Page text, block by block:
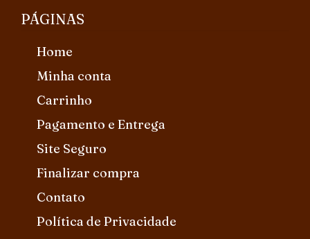
PÁGINAS
Home
Minha conta
Carrinho
Pagamento e Entrega
Site Seguro
Finalizar compra
Contato
Política de Privacidade